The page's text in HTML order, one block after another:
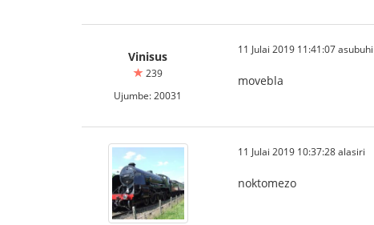
Vinisus
239
Ujumbe: 20031
11 Julai 2019 11:41:07 asubuhi
movebla
11 Julai 2019 10:37:28 alasiri
noktomezo